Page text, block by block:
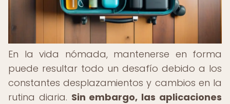
En la vida nómada, mantenerse en forma
puede resultar todo un desafío debido a los
constantes desplazamientos y cambios en la
rutina diaria. Sin embargo, las aplicaciones